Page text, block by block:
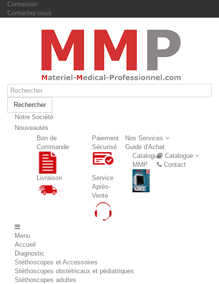
Connexion
Contactez-nous
Rechercher
Notre Société
Nouveautés
Nos Services
Bon de
Commande
Paiement
Sécurisé
Livraison
Service
Après-
Vente
Guide d'Achat
Catalogue
Catalogue
MMP
Contact
Menu
Accueil
Diagnostic
Stéthoscopes et Accessoires
Stéthoscopes obstétricaux et pédiatriques
Stéthoscopes adultes